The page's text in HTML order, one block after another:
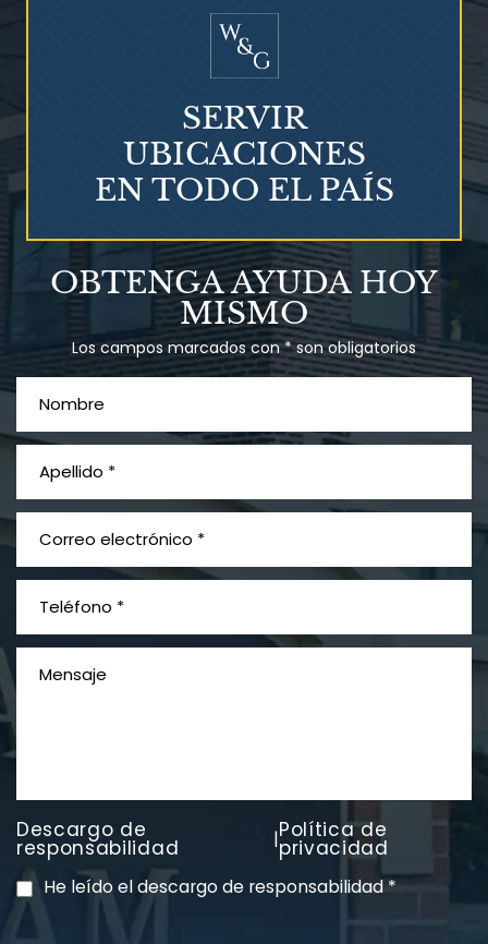
Talco en polvo
Ovary cancer
¿Qué es el mesotelioma?
PVC Cloruro de polivinilo
Exposición
OBTENGA AYUDA HOY
MISMO
Los campos marcados con * son obligatorios
Descargo de
responsabilidad |Política de
privacidad
He leído el descargo de responsabilidad*
SERVIR
UBICACIONES
EN TODO EL PAÍS